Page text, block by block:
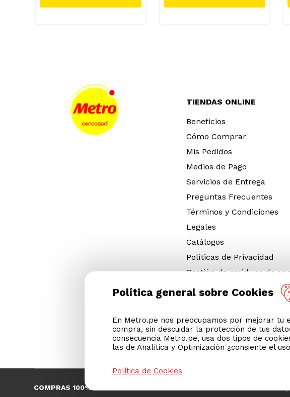
TIENDAS ONLINE
Beneficios
Cómo Comprar
Mis Pedidos
Medios de Pago
Servicios de Entrega
Preguntas Frecuentes
Términos y Condiciones
Legales
Catálogos
Políticas de Privacidad
Gestión de residuos de
Gestión de Neumáticos
Descargar App
Cyber Metro 2026
COMPRAS 100% SEGURAS
Política general sobre Cookies
En Metro.pe nos preocupamos por mejorar tu
compra, sin descuidar la protección de tus
consecuencia Metro.pe, usa dos tipos de
las de Analítica y Optimización ¿consiente el
Política de Cookies